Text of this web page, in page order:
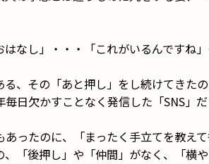
はなし」・・・「これがいるんですね」
、その「あと押し」をし続けてきた
日欠かすことなく発信した「SNS」だ
ったのに、「まったく手立てを教え
「後押し」や「仲間」がなく、「横